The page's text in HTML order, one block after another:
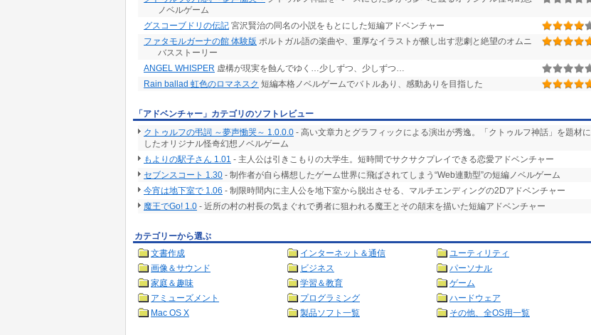
ノベルゲーム
グスコーブドリの伝記 宮沢賢治の同名の小説をもとにした短編アドベンチャー
ファタモルガーナの館 体験版 ポルトガル語の楽曲や、重厚なイラストが醸し出す悲劇と絶望のオムニ
バスストーリー
ANGEL WHISPER 虚構が現実を蝕んでゆく…少しずつ、少しずつ…
Rain ballad 虹色のロマネスク 短編本格ノベルゲームでバトルあり、感動ありを目指した
「アドベンチャー」カテゴリのソフトレビュー
クトゥルフの弔詞 ～夢声慟哭～ 1.0.0.0 - 高い文章力とグラフィックによる演出が秀逸。「クトゥルフ神話」を題材に
したオリジナル怪奇幻想ノベルゲーム
もよりの駅子さん 1.01 - 主人公は引きこもりの大学生。短時間でサクサクプレイできる恋愛アドベンチャー
セブンスコート 1.30 - 制作者が自ら構想したゲーム世界に飛ばされてしまう“Web連動型”の短編ノベルゲーム
今宵は地下室で 1.06 - 制限時間内に主人公を地下室から脱出させる、マルチエンディングの2Dアドベンチャー
魔王でGo! 1.0 - 近所の村の村長の気まぐれで勇者に狙われる魔王とその顛末を描いた短編アドベンチャー
カテゴリーから選ぶ
文書作成
インターネット＆通信
ユーティリティ
画像＆サウンド
ビジネス
パーソナル
家庭＆趣味
学習＆教育
ゲーム
アミューズメント
プログラミング
ハードウェア
Mac OS X
製品ソフト一覧 その他、全OS用一覧